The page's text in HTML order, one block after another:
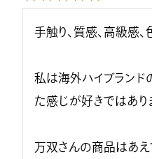
手触り、質感、高級感、
私は海外ハイブランド
た感じが好きではあり
万双さんの商品はあえ